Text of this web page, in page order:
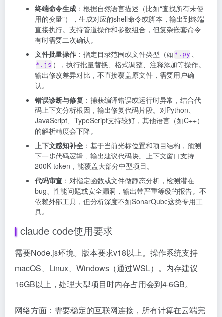
终端命令生成 ：根据自然语言描述（比如“查找所有未使
用的变量”），生成对应的shell命令或脚本，输出到终端
直接执行。支持管道操作和参数组合，但复杂嵌套命令
有时需要二次确认。
文件批量操作 ：指定目录范围或文件类型（如 *.py 、
*.js ），执行批量替换、格式调整、注释添加等操作。
输出修改差异对比，不直接覆盖原文件，需要用户确
认。
错误诊断与修复 ：捕获编译错误或运行时异常，结合代
码上下文分析根因，输出修复代码片段。对Python、
JavaScript、TypeScript支持较好，其他语言（如C++）
的解析精度会下降。
上下文感知补全 ：基于当前光标位置和项目结构，预测
下一步代码逻辑，输出建议代码块。上下文窗口支持
200K token，能覆盖大部分中型项目。
代码审查 ：对指定函数或文件做静态分析，检测潜在
bug、性能问题或安全漏洞，输出带严重等级的报告。不
依赖外部工具，但分析深度不如SonarQube这类专用工
具。
claude code使用要求
需要Node.js环境。版本要求v18以上。操作系统支持
macOS、Linux、Windows（通过WSL）。内存建议
16GB以上，处理大型项目时内存占用会到4-6GB。
网络方面：需要稳定的互联网连接，所有计算在云端完